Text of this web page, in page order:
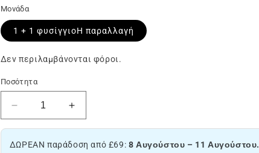
Μονάδα
1 + 1 φυσίγγιοΗ παραλλαγή
Δεν περιλαμβάνονται φόροι.
Ποσότητα
Μειώστε
την
του
Αύξηση
της
του
ΔΩΡΕΑΝ παράδοση από £69: 8 Αυγούστου – 11 Αυγούστου.